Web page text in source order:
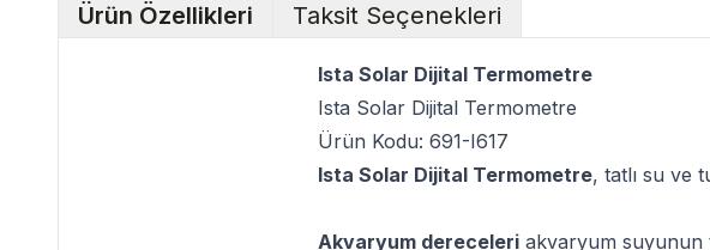
Ürün Özellikleri Taksit Seçenekleri
Ista Solar Dijital Termometre
Ista Solar Dijital Termometre
Ürün Kodu: 691-I617
Ista Solar Dijital Termometre, tatlı su ve
Akvaryum dereceleri akvaryum suyunun